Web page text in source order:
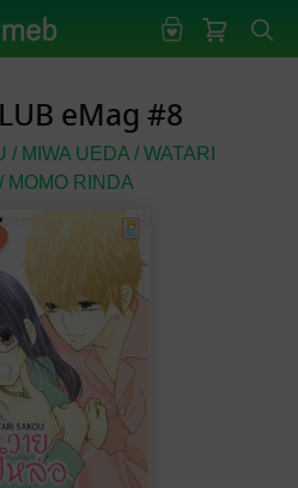
eMag #8
/ MIWA UEDA /WATARI
MOMO RINDA